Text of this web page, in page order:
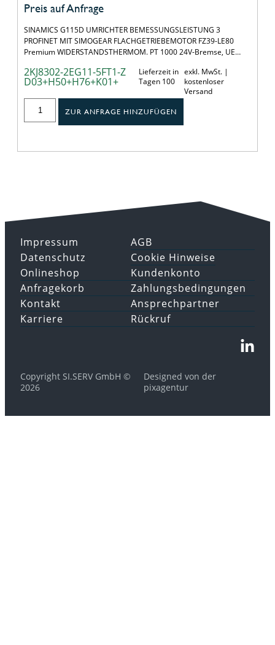
Preis auf Anfrage
SINAMICS G115D UMRICHTER BEMESSUNGSLEISTUNG 3
PROFINET MIT SIMOGEAR FLACHGETRIEBEMOTOR FZ39-LE80
Premium WIDERSTANDSTHERMOM. PT 1000 24V-Bremse, UE…
2KJ8302-2EG11-5FT1-Z
D03+H50+H76+K01+
Lieferzeit in
Tagen 100
exkl. MwSt. |
kostenloser
Versand
ZUR ANFRAGE HINZUFÜGEN
Impressum
Datenschutz
AGB
Cookie Hinweise
Onlineshop
Anfragekorb
Kundenkonto
Zahlungsbedingungen
Kontakt
Karriere
Ansprechpartner
Rückruf
Copyright SI.SERV GmbH ©
2026
Designed von der
pixagentur